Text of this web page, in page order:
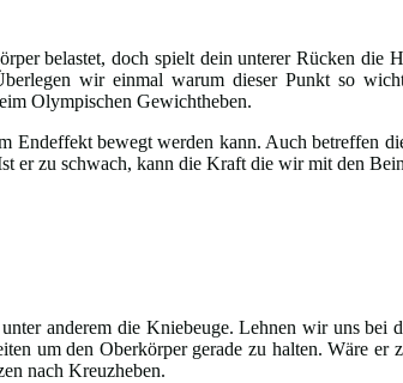
belastet, doch spielt dein unterer Rücken
wir einmal warum dieser Punkt so
Olympischen Gewichtheben.
bewegt werden kann. Auch betreffen
er zu schwach, kann die Kraft die wir mit den
anderem die Kniebeuge. Lehnen wir uns
um den Oberkörper gerade zu halten. Wäre
nach Kreuzheben.